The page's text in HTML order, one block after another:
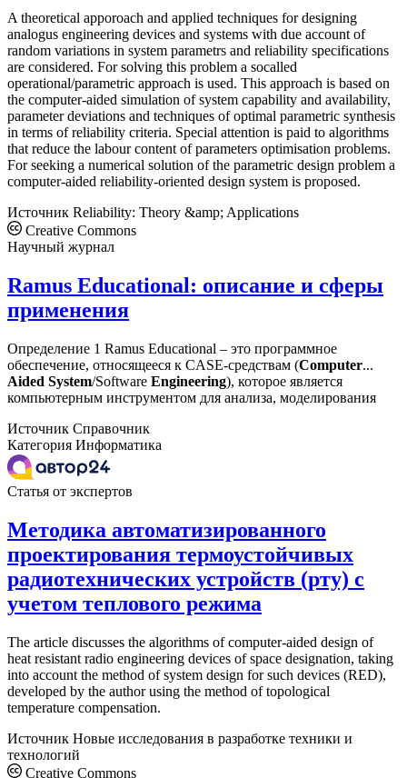
A theoretical apporoach and applied techniques for designing
analogus engineering devices and systems with due account of
random variations in system parametrs and reliability specifications
are considered. For solving this problem a socalled
operational/parametric approach is used. This approach is based on
the computer-aided simulation of system capability and availability,
parameter deviations and techniques of optimal parametric synthesis
in terms of reliability criteria. Special attention is paid to algorithms
that reduce the labour content of parameters optimisation problems.
For seeking a numerical solution of the parametric design problem a
computer-aided reliability-oriented design system is proposed.
Источник Reliability: Theory &amp; Applications
Creative Commons
Научный журнал
Ramus Educational: описание и сферы
применения
Определение 1 Ramus Educational – это программное
обеспечение, относящееся к CASE-средствам (Computer...
Aided System/Software Engineering), которое является
компьютерным инструментом для анализа, моделирования
Источник Справочник
Категория Информатика
Статья от экспертов
Методика автоматизированного
проектирования термоустойчивых
радиотехнических устройств (рту) с
учетом теплового режима
The article discusses the algorithms of computer-aided design of
heat resistant radio engineering devices of space designation, taking
into account the method of system design for such devices (RED),
developed by the author using the method of topological
temperature compensation.
Источник Новые исследования в разработке техники и
технологий
Creative Commons